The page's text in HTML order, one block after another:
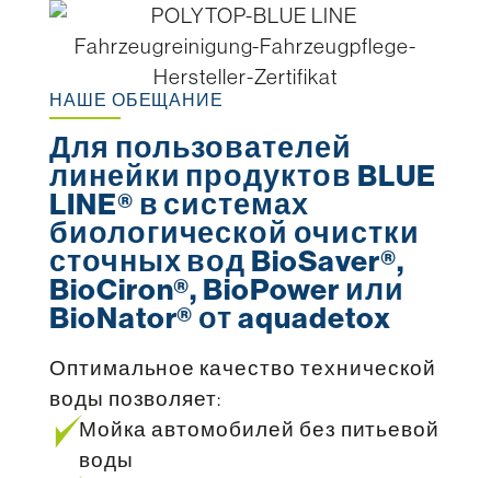
НАШЕ ОБЕЩАНИЕ
Для пользователей
линейки продуктов BLUE
LINE® в системах
биологической очистки
сточных вод BioSaver®,
BioCiron®, BioPower или
BioNator® от aquadetox
Оптимальное качество технической
воды позволяет:
Мойка автомобилей без питьевой
воды